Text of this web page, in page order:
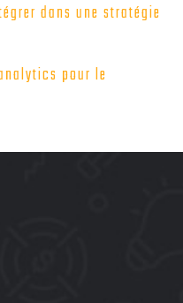
dans une stratégie
pour le